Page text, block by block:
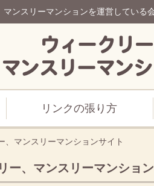
ンスリーマンションを運営している
リンクの張り方
、マンスリーマンションサイト
ー、マンスリーマンショ